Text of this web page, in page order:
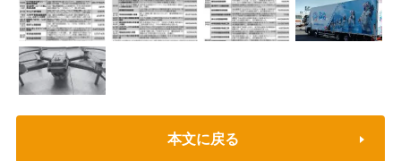
本文に戻る